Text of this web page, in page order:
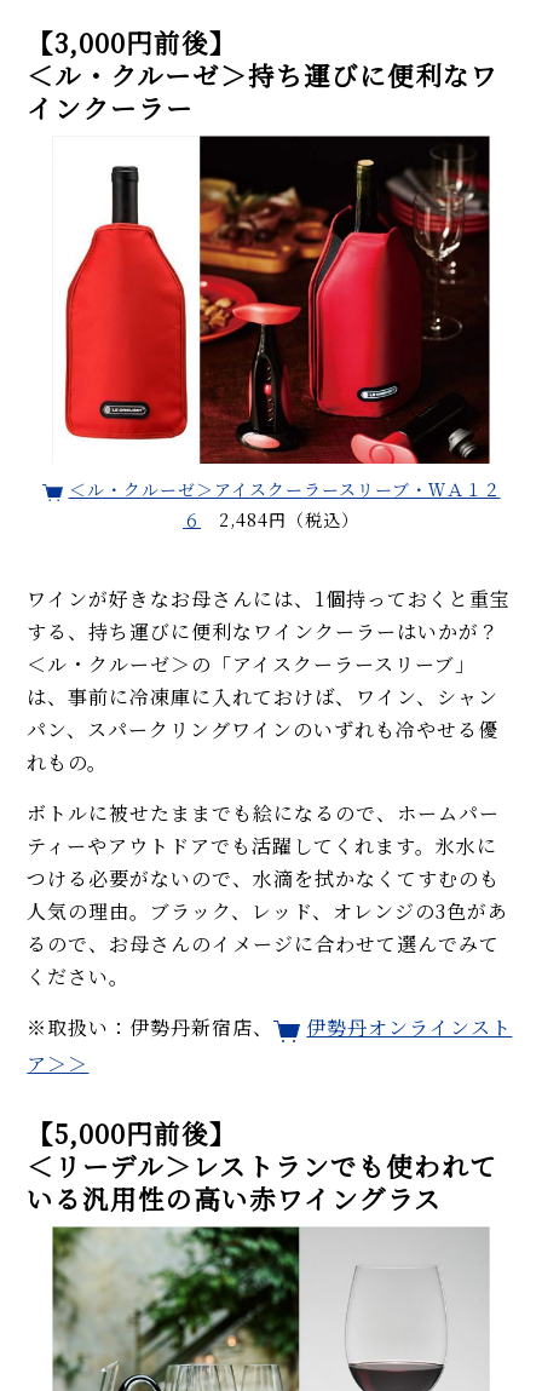
【3,000円前後】
＜ル・クルーゼ＞持ち運びに便利なワ
インクーラー
＜ル・クルーゼ＞アイスクーラースリーブ・ＷＡ１２
６
2,484円（税込）
ワインが好きなお母さんには、1個持っておくと重宝
する、持ち運びに便利なワインクーラーはいかが？
＜ル・クルーゼ＞の「アイスクーラースリーブ」
は、事前に冷凍庫に入れておけば、ワイン、シャン
パン、スパークリングワインのいずれも冷やせる優
れもの。
ボトルに被せたままでも絵になるので、ホームパー
ティーやアウトドアでも活躍してくれます。氷水に
つける必要がないので、水滴を拭かなくてすむのも
人気の理由。ブラック、レッド、オレンジの3色があ
るので、お母さんのイメージに合わせて選んでみて
ください。
※取扱い：伊勢丹新宿店、
伊勢丹オンラインスト
ア＞＞
【5,000円前後】
＜リーデル＞レストランでも使われて
いる汎用性の高い赤ワイングラス